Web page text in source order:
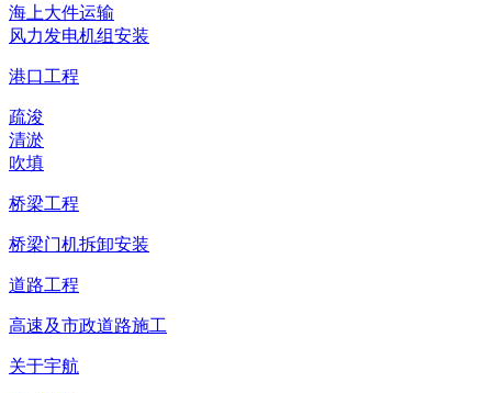
海上大件运输
风力发电机组安装
港口工程
疏浚
清淤
吹填
桥梁工程
桥梁门机拆卸安装
道路工程
高速及市政道路施工
关于宇航